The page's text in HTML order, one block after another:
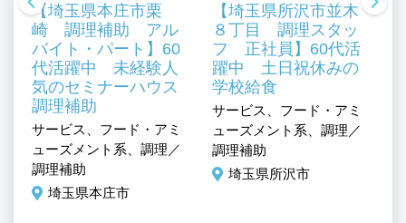
【埼玉県本庄市栗
崎 調理補助 アル
バイト・パート】60
代活躍中 未経験人
気のセミナーハウス
調理補助
サービス、フード・アミ
ューズメント系、調理／
調理補助
埼玉県本庄市
【埼玉県所沢市並木
８丁目 調理スタッ
フ 正社員】60代活
躍中 土日祝休みの
学校給食
サービス、フード・アミ
ューズメント系、調理／
調理補助
埼玉県所沢市